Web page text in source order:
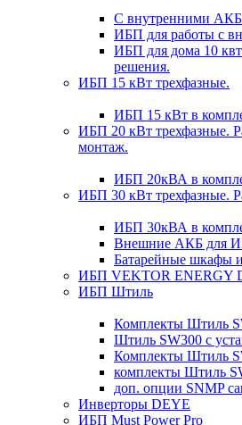
С внутренними АКБ
ИБП для работы с
ИБП для дома 10
решения.
ИБП 15 кВт трехфазные.
ИБП 15 кВт в
ИБП 20 кВт трехфазные.
монтаж.
ИБП 20кВА в
ИБП 30 кВт трехфазные.
ИБП 30кВА в
Внешние АКБ для
Батарейные шкафы
ИБП VEKTOR ENERGY
ИБП Штиль
Комплекты Штиль
Штиль SW300 с
Комплекты Штиль
комплекты Штиль
доп. опции SNMP
Инверторы DEYE
ИБП Must Power Pro